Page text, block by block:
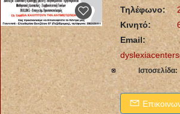
Τηλέφωνο:
Κινητό:
Email:
Ιστοσελίδα:
ΦΑΡΜΑΚΕΙΟ
ΒΑΣΙΛΕΙΟΣ